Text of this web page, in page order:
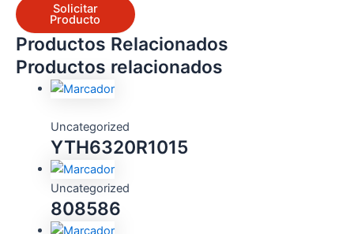
Solicitar
Producto
Productos Relacionados
Productos relacionados
Uncategorized
YTH6320R1015
Uncategorized
808586